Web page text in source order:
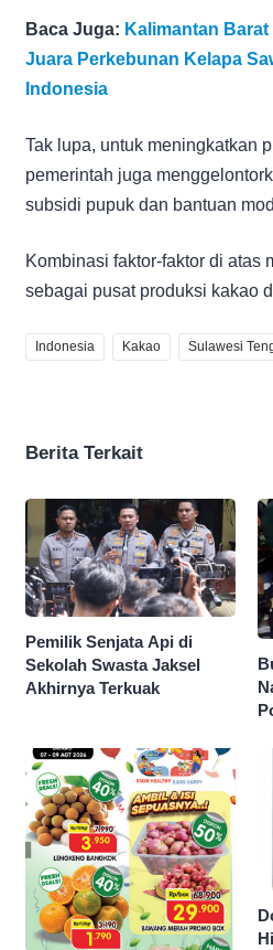
Baca Juga: Kalimantan
Juara Perkebunan Kelapa
Indonesia
Tak lupa, untuk meningkatkan
pemerintah juga
subsidi pupuk dan bantuan
Kombinasi faktor-faktor di atas
sebagai pusat produksi kakao
Indonesia Kakao Sulawesi
Berita Terkait
Pemilik Senjata Api di
Sekolah Swasta Jaksel
Akhirnya Terkuak